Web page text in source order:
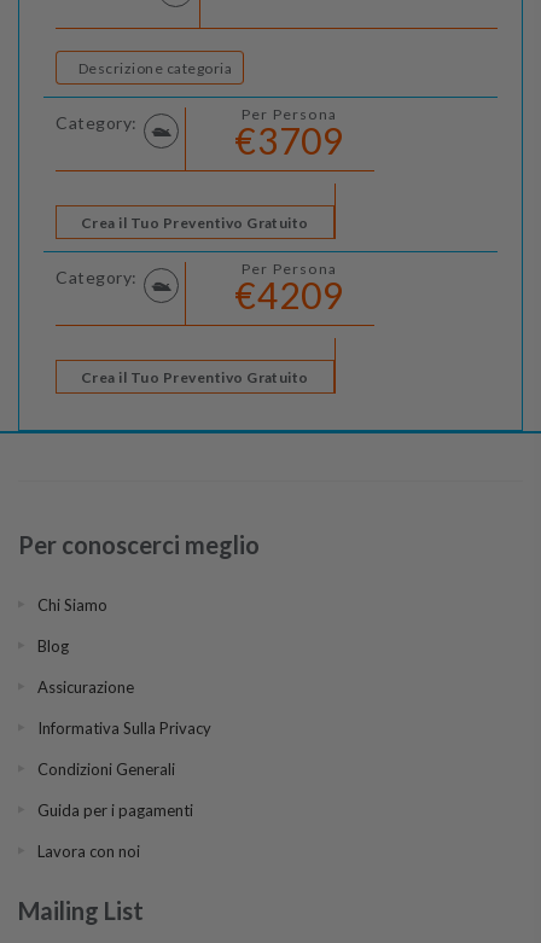
Descrizione categoria
Category: Per Persona
€3709
Crea il Tuo Preventivo Gratuito
Category: Per Persona
€4209
Crea il Tuo Preventivo Gratuito
Per conoscerci meglio
Chi Siamo
Blog
Assicurazione
Informativa Sulla Privacy
Condizioni Generali
Guida per i pagamenti
Lavora con noi
Mailing List